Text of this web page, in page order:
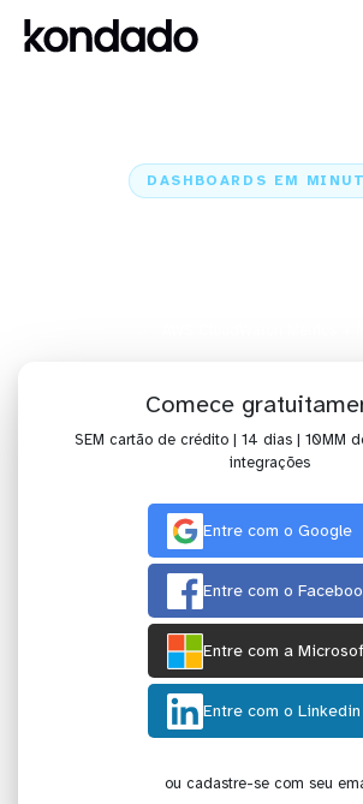
DASHBOARDS EM
Comece
SEM cartão de crédito | 14 dias | 10MM
integrações
Entre com o Google
Entre com o
Entre com a
Entre com o Linkedin
ou cadastre-se com seu